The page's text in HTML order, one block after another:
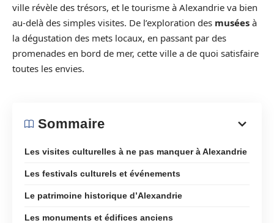
ville révèle des trésors, et le tourisme à Alexandrie va bien
au-delà des simples visites. De l’exploration des musées à
la dégustation des mets locaux, en passant par des
promenades en bord de mer, cette ville a de quoi satisfaire
toutes les envies.
Sommaire
Les visites culturelles à ne pas manquer à Alexandrie
Les festivals culturels et événements
Le patrimoine historique d’Alexandrie
Les monuments et édifices anciens